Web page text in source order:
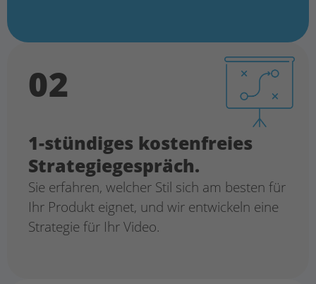
02
1-stündiges kostenfreies
Strategiegespräch.
Sie erfahren, welcher Stil sich am besten für
Ihr Produkt eignet, und wir entwickeln eine
Strategie für Ihr Video.